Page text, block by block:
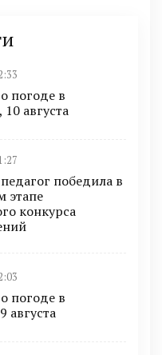
погоде в
августа
победила в
этапе
конкурса
погоде в
августа